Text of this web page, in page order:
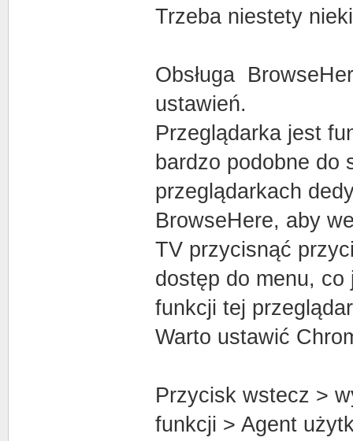
Trzeba niestety
Obsługa
ustawień.
Przeglądarka jest
bardzo podobne do
przeglądarkach
BrowseHere, aby
TV przycisnąć
dostęp do menu,
funkcji tej
Warto ustawić
Przycisk wstecz >
funkcji > Agent